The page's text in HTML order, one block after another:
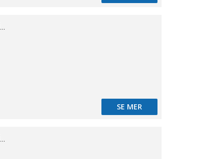
Camlok A han m. inv 1 1/2"
SE MER
Camlok A han m. inv 2"